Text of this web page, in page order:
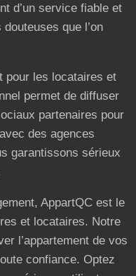
d’un service fiable et
que l’on
pour les locataires et
permet de diffuser
partenaires pour
des agences
garantissons sérieux
AppartQC est le
et locataires. Notre
l’appartement de vos
confiance. Optez